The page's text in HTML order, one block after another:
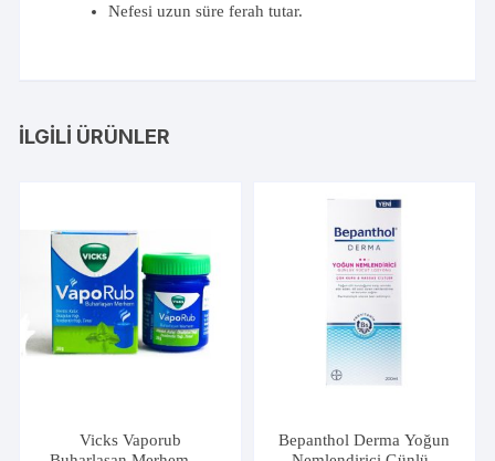
Nefesi uzun süre ferah tutar.
İLGILI ÜRÜNLER
Vicks Vaporub
Bepanthol Derma Yoğun